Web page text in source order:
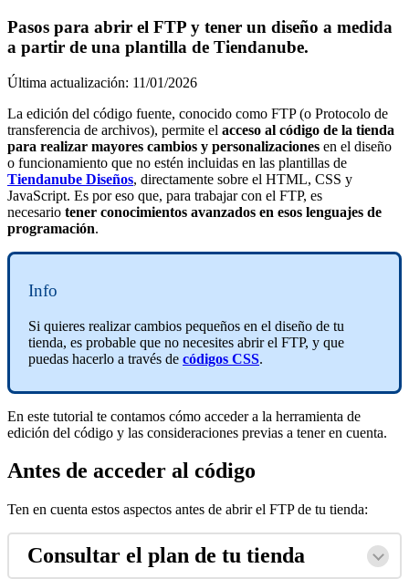
Pasos para abrir el FTP y tener un diseño a medida
a partir de una plantilla de Tiendanube.
Última actualización: 11/01/2026
La edición del código fuente, conocido como FTP (o Protocolo de
transferencia de archivos), permite el acceso al código de la tienda
para realizar mayores cambios y personalizaciones en el diseño
o funcionamiento que no estén incluidas en las plantillas de
Tiendanube Diseños, directamente sobre el HTML, CSS y
JavaScript. Es por eso que, para trabajar con el FTP, es
necesario tener conocimientos avanzados en esos lenguajes de
programación.
Info
Si quieres realizar cambios pequeños en el diseño de tu
tienda, es probable que no necesites abrir el FTP, y que
puedas hacerlo a través de códigos CSS.
En este tutorial te contamos cómo acceder a la herramienta de
edición del código y las consideraciones previas a tener en cuenta.
Antes de acceder al código
Ten en cuenta estos aspectos antes de abrir el FTP de tu tienda:
Consultar el plan de tu tienda